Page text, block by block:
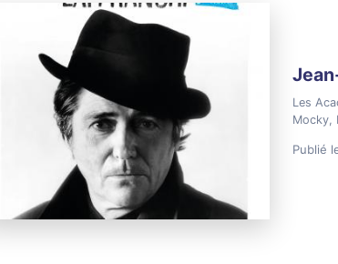
Les
Mocky,
Publié